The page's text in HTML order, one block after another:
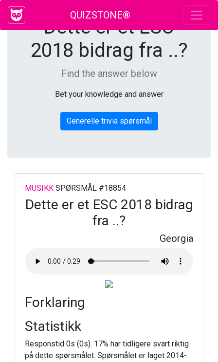
QUIZSTONE®
Dette er et ESC
2018 bidrag fra ..?
Find the answer below
Bet your knowledge and answer
Generelle trivia spørsmål
MUSIKK SPØRSMÅL #18854
Dette er et ESC 2018 bidrag
fra ..?
Georgia
Forklaring
Statistikk
Responstid 0s (0s). 17% har tidligere svart riktig
på dette spørsmålet. Spørsmålet er laget 2014-